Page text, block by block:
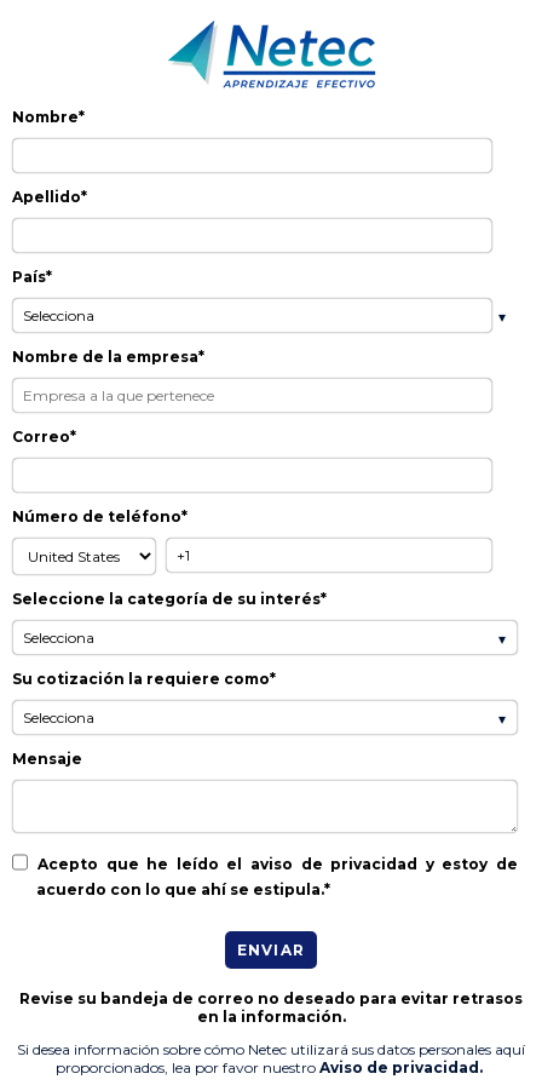
Nombre*
Apellido*
País*
Nombre de la empresa*
Correo*
Número de teléfono*
Seleccione la categoría de su interés*
Su cotización la requiere como*
Mensaje
Acepto que he leído el aviso de privacidad y estoy de
acuerdo con lo que ahí se estipula.*
Revise su bandeja de correo no deseado para evitar retrasos
en la información.
Si desea información sobre cómo Netec utilizará sus datos personales aquí
proporcionados, lea por favor nuestro Aviso de privacidad .